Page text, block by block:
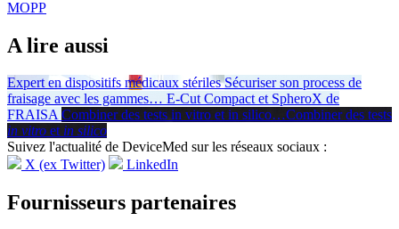
MOPP
A lire aussi
Expert en dispositifs médicaux stériles Sécuriser son process de
fraisage avec les gammes… E-Cut Compact et SpheroX de
FRAISA Combiner des tests in vitro et in silico…Combiner des tests
in vitro et in silico
Suivez l'actualité de DeviceMed sur les réseaux sociaux :
X (ex Twitter)
LinkedIn
Fournisseurs partenaires